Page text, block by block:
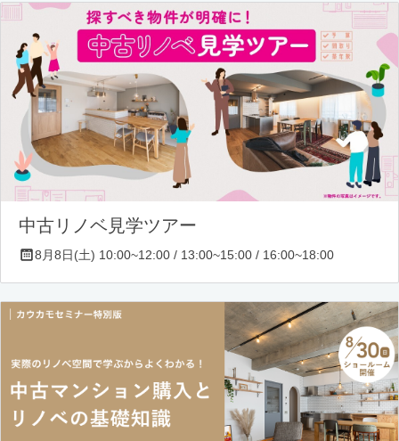
中古リノベ見学ツアー
8月8日(土) 10:00~12:00 / 13:00~15:00 / 16:00~18:00